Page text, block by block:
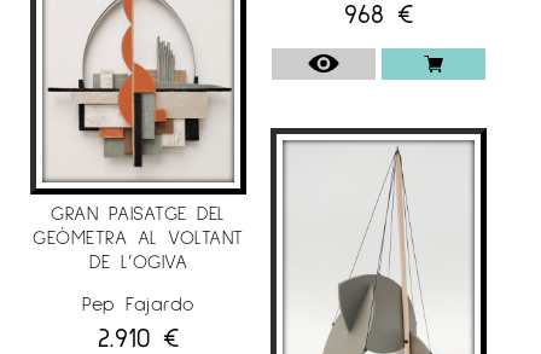
GRAN PAISATGE DEL
GEÒMETRA AL VOLTANT
DE L’OGIVA
Pep Fajardo
2.910 €
968 €